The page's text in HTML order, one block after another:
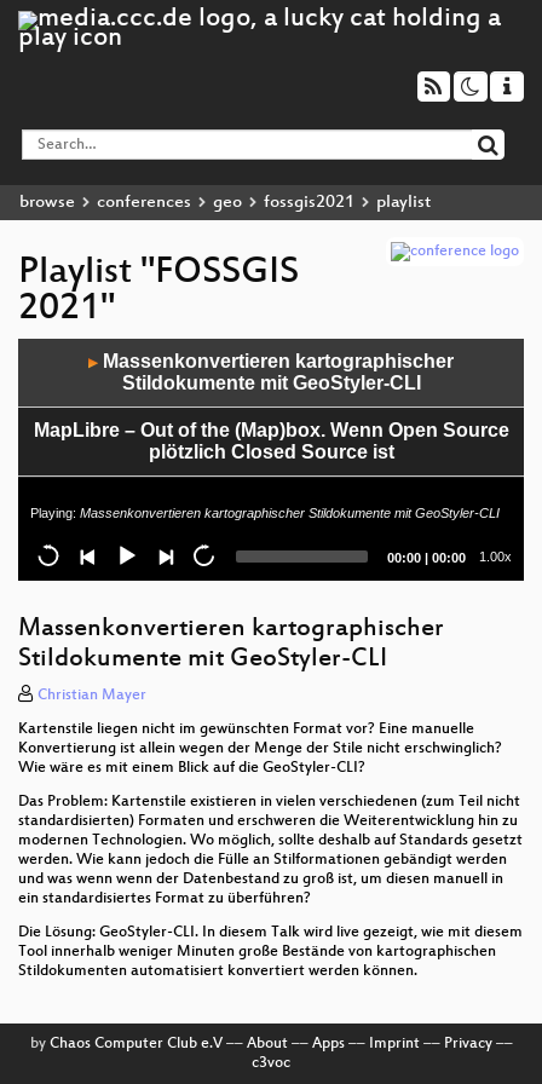
browse conferences geo fossgis2021 playlist
Playlist "FOSSGIS
2021"
▶
Massenkonvertieren kartographischer
Stildokumente mit GeoStyler-CLI
MapLibre – Out of the (Map)box. Wenn Open Source
plötzlich Closed Source ist
Open Source basierte Geofunktionalität
Aufbau eines Geoportals mit QGIS Server und
Kommunales Geoportal zur dynamischen
Bereitstellung INSPIRE-konformer Dienste - Beispiel
Die Benutzerfreundliche Pflege einer
Geodateninfrastruktur mit GeOrchestra Datafeeder
Erfassung und Visualisierung der Personenanzahl
in Gebäuden unter Verwendung des Internets der
Dinge
Webassembly: Wo wir sind und wo es hingehen
könnte
Site Reliability Engineering (SRE) in Geo-Diensten
STAC - ein Ökosystem für raumzeitliche Daten
Playing: Massenkonvertieren kartographischer Stildokumente mit GeoStyler-CLI
Current
00:00 | Total
00:00 1.00x
Massenkonvertieren kartographischer
Stildokumente mit GeoStyler-CLI
Christian Mayer
Kartenstile liegen nicht im gewünschten Format vor? Eine manuelle
Konvertierung ist allein wegen der Menge der Stile nicht erschwinglich?
Wie wäre es mit einem Blick auf die GeoStyler-CLI?
Das Problem: Kartenstile existieren in vielen verschiedenen (zum Teil nicht
standardisierten) Formaten und erschweren die Weiterentwicklung hin zu
modernen Technologien. Wo möglich, sollte deshalb auf Standards gesetzt
werden. Wie kann jedoch die Fülle an Stilformationen gebändigt werden
und was wenn wenn der Datenbestand zu groß ist, um diesen manuell in
ein standardisiertes Format zu überführen?
Die Lösung: GeoStyler-CLI. In diesem Talk wird live gezeigt, wie mit diesem
Tool innerhalb weniger Minuten große Bestände von kartographischen
Stildokumenten automatisiert konvertiert werden können.
by Chaos Computer Club e.V–– About–– Apps–– Imprint–– Privacy––
c3voc